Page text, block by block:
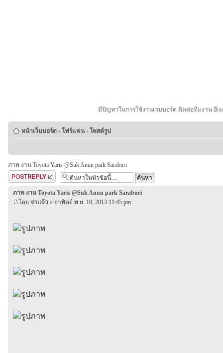
มีปัญหาในการใช้งานเวบบอร์ด ติดต่อทีมงาน อีเ
หน้าเว็บบอร์ด ‹ โฟร์แฟน ‹ โพสต์รูป
ภาพ งาน Toyota Yaris @Suk Anun park Saraburi
ตอบกระทู้
ภาพ งาน Toyota Yaris @Suk Anun park Saraburi
โดย จ่าเเจ้ว » อาทิตย์ พ.ย. 10, 2013 11:45 pm